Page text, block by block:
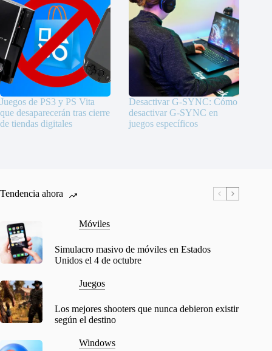
Juegos de PS3 y PS Vita
que desaparecerán tras cierre
de tiendas digitales
Desactivar G-SYNC: Cómo
desactivar G-SYNC en
juegos específicos
Tendencia ahora
Móviles
Simulacro masivo de móviles en Estados
Unidos el 4 de octubre
Juegos
Los mejores shooters que nunca debieron existir
según el destino
Windows